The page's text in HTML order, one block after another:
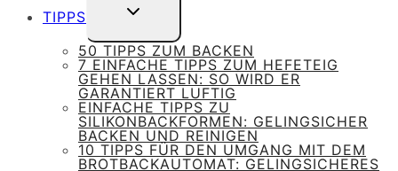
TIPPS
UNTERMENÜ
UMSCHALTEN
50 TIPPS ZUM BACKEN
7 EINFACHE TIPPS ZUM HEFETEIG
GEHEN LASSEN: SO WIRD ER
GARANTIERT LUFTIG
EINFACHE TIPPS ZU
SILIKONBACKFORMEN: GELINGSICHER
BACKEN UND REINIGEN
10 TIPPS FÜR DEN UMGANG MIT DEM
BROTBACKAUTOMAT: GELINGSICHERES